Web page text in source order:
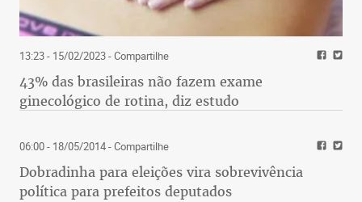
13:23 - 15/02/2023- Compartilhe
43% das brasileiras não fazem exame
ginecológico de rotina, diz estudo
06:00 - 18/05/2014- Compartilhe
Dobradinha para eleições vira sobrevivência
política para prefeitos deputados